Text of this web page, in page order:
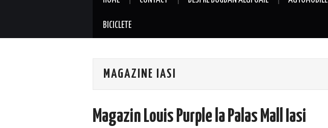
BICICLETE
MAGAZINE IASI
Magazin Louis Purple la Palas Mall Iasi